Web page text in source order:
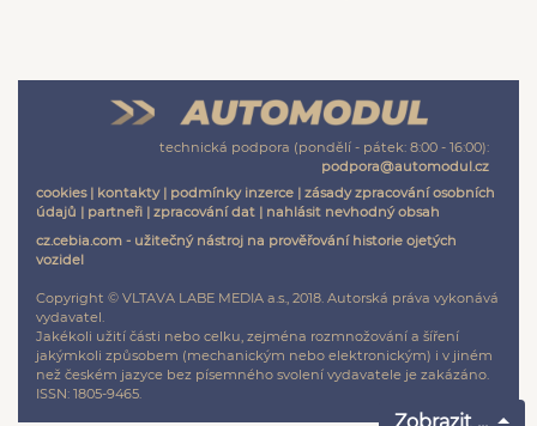
technická podpora (pondělí - pátek: 8:00 - 16:00):
podpora@automodul.cz
cookies| kontakty| podmínky inzerce | zásady zpracování osobních
údajů | partneři | zpracování dat | nahlásit nevhodný obsah
cz.cebia.com - užitečný nástroj na prověřování historie ojetých
vozidel
Copyright © VLTAVA LABE MEDIA a.s., 2018. Autorská práva vykonává
vydavatel.
Jakékoli užití části nebo celku, zejména rozmnožování a šíření
jakýmkoli způsobem (mechanickým nebo elektronickým) i v jiném
než českém jazyce bez písemného svolení vydavatele je zakázáno.
ISSN: 1805-9465.